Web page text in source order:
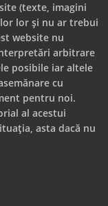
(texte, imagini
lor și nu ar trebui
website nu
arbitrare
posibile iar altele
cu
pentru noi.
al acestui
asta dacă nu